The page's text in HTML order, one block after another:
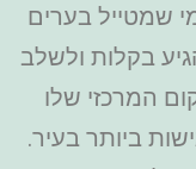
שמטייל בערים
בקלות ולשלב
המרכזי שלו
ביותר בעיר.